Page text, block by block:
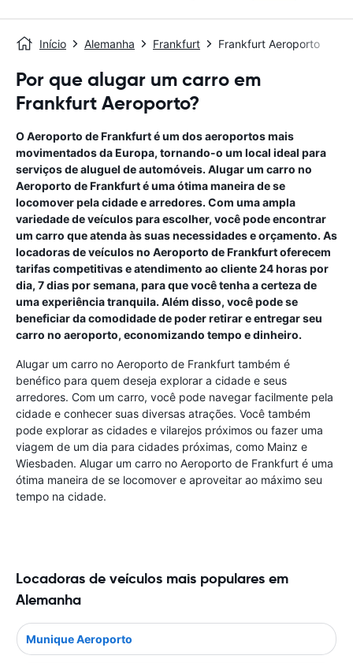
Início Alemanha Frankfurt Frankfurt Aeroporto
Por que alugar um carro em
Frankfurt Aeroporto?
O Aeroporto de Frankfurt é um dos aeroportos mais
movimentados da Europa, tornando-o um local ideal para
serviços de aluguel de automóveis. Alugar um carro no
Aeroporto de Frankfurt é uma ótima maneira de se
locomover pela cidade e arredores. Com uma ampla
variedade de veículos para escolher, você pode encontrar
um carro que atenda às suas necessidades e orçamento. As
locadoras de veículos no Aeroporto de Frankfurt oferecem
tarifas competitivas e atendimento ao cliente 24 horas por
dia, 7 dias por semana, para que você tenha a certeza de
uma experiência tranquila. Além disso, você pode se
beneficiar da comodidade de poder retirar e entregar seu
carro no aeroporto, economizando tempo e dinheiro.
Alugar um carro no Aeroporto de Frankfurt também é
benéfico para quem deseja explorar a cidade e seus
arredores. Com um carro, você pode navegar facilmente pela
cidade e conhecer suas diversas atrações. Você também
pode explorar as cidades e vilarejos próximos ou fazer uma
viagem de um dia para cidades próximas, como Mainz e
Wiesbaden. Alugar um carro no Aeroporto de Frankfurt é uma
ótima maneira de se locomover e aproveitar ao máximo seu
tempo na cidade.
Locadoras de veículos mais populares em
Alemanha
Munique Aeroporto